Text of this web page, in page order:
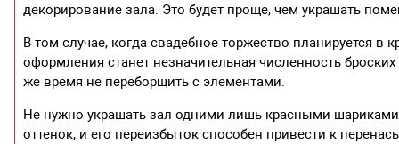
декорирование зала. Это будет проще, чем украшать
В том случае, когда свадебное торжество планируется
оформления станет незначительная численность
же время не переборщить с элементами.
Не нужно украшать зал одними лишь красными
оттенок, и его переизбыток способен привести к